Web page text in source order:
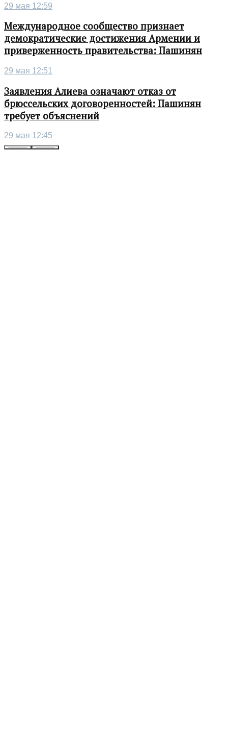
29 мая 12:59
Международное сообщество признает
демократические достижения Армении и
приверженность правительства: Пашинян
29 мая 12:51
Заявления Алиева означают отказ от
брюссельских договоренностей: Пашинян
требует объяснений
29 мая 12:45